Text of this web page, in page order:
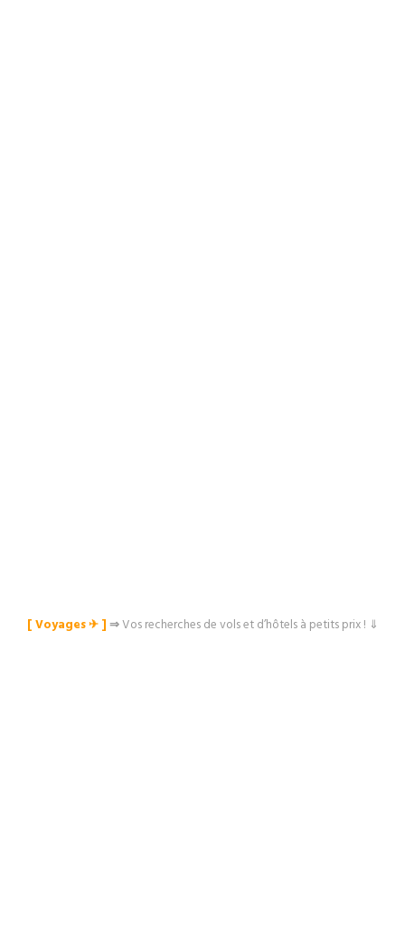
[ Voyages ✈︎ ]⇒Vos recherches de vols et d’hôtels à petits prix ! ⇓